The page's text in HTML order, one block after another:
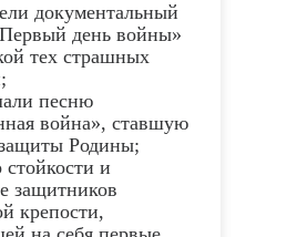
документальный
день войны»
тех страшных
песню
война», ставшую
Родины;
стойкости и
защитников
крепости,